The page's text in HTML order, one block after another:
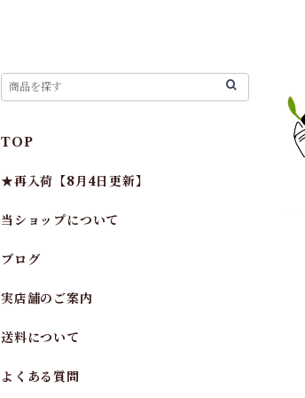
TOP
★再入荷【8月4日更新】
当ショップについて
ブログ
実店舗のご案内
送料について
よくある質問